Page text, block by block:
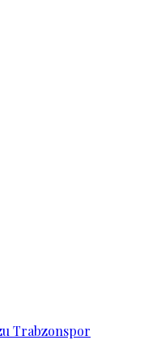
Trabzonspor